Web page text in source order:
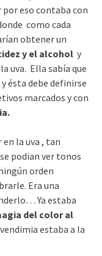
eso contaba con
como cada
obtener un
y el alcohol y
uva. Ella sabía que
ésta debe definirse
marcados y con
la uva , tan
podian ver tonos
orden
Era una
Ya estaba
del color al
estaba a la